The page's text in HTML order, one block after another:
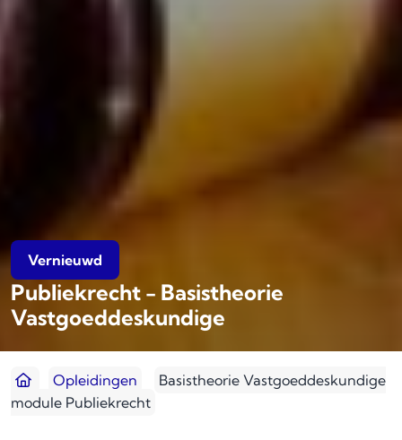
Vernieuwd
Publiekrecht - Basistheorie
Vastgoeddeskundige
Opleidingen
Basistheorie Vastgoeddeskundige
module Publiekrecht